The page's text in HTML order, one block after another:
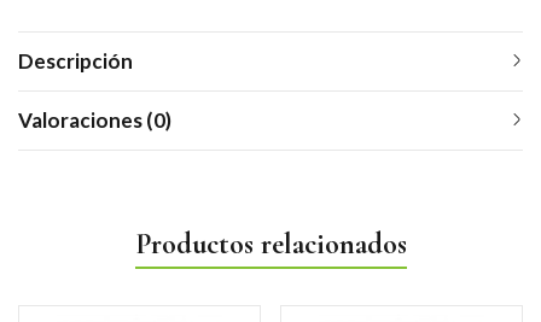
Descripción
Valoraciones (0)
Productos relacionados